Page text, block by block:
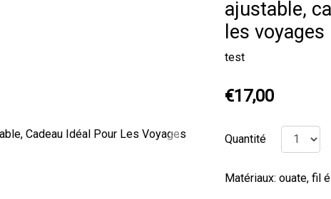
Next
ajustable,
les voyages
test
€17,00
Quantité
Matériaux: ouate, fil